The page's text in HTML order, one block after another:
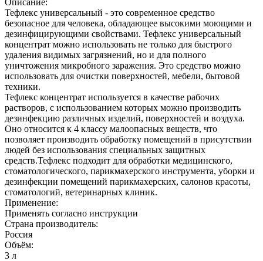
Тефлекс универсальный - это современное средство
безопасное для человека, обладающее высокими моющими и
дезинфицирующими свойствами. Тефлекс универсальный
концентрат можно использовать не только для быстрого
удаления видимых загрязнений, но и для полного
уничтожения микробного заражения. Это средство можно
использовать для очистки поверхностей, мебели, бытовой
техники.
Тефлекс концентрат используется в качестве рабочих
растворов, с использованием которых можно производить
дезинфекцию различных изделий, поверхностей и воздуха.
Оно относится к 4 классу малоопасных веществ, что
позволяет производить обработку помещений в присутствии
людей без использования специальных защитных
средств.Тефлекс подходит для обработки медицинского,
стоматологического, парикмахерского инструмента, уборки и
дезинфекции помещений парикмахерских, салонов красоты,
стоматологий, ветеринарных клиник.
Применение:
Применять согласно инструкции
Страна производитель:
Россия
Объём:
3 л